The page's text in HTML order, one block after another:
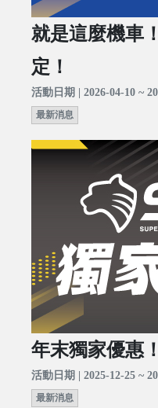
就是這麼機車
定！
活動日期 | 2026-04-10 ~
最新消息
年末獨家優惠
活動日期 | 2025-12-25 ~
最新消息